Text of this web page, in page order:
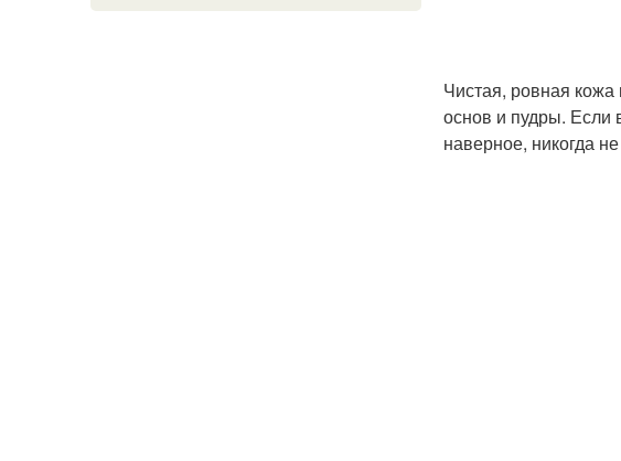
Чистая, ровная кожа
основ и пудры. Если
наверное, никогда